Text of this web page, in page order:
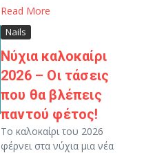
Read More
Nails
Νύχια καλοκαίρι
2026 – Οι τάσεις
που θα βλέπεις
παντού φέτος!
Το καλοκαίρι του 2026
φέρνει στα νύχια μια νέα